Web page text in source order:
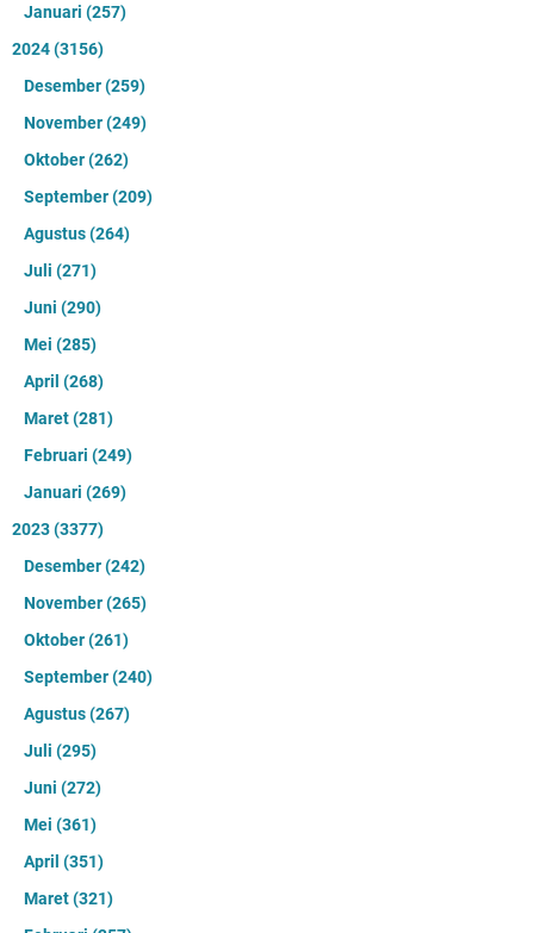
Januari (257)
2024(3156)
Desember(259)
November(249)
Oktober(262)
September(209)
Agustus(264)
Juli (271)
Juni (290)
Mei (285)
April (268)
Maret(281)
Februari (249)
Januari (269)
2023(3377)
Desember(242)
November(265)
Oktober(261)
September(240)
Agustus(267)
Juli (295)
Juni (272)
Mei (361)
April (351)
Maret(321)